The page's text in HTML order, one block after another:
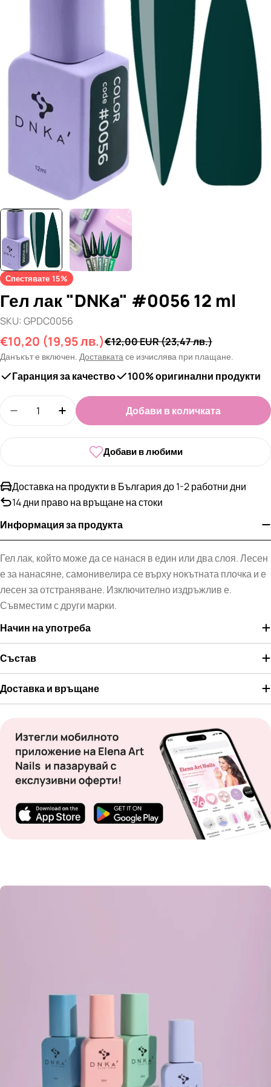
медия 0 в прозорец
Спестявате 15%
Гел лак "DNKa" #0056 12 ml
SKU: GPDC0056
Промо
цена
€10,20 (19,95 лв.)
Редовна
цена
€12,00 EUR(23,47 лв.)
Данъкът е включен. Доставката се изчислява при плащане.
Гаранция за качество 100% оригинални продукти
Намали количеството за Гел лак
Увеличи количеството за Гел лак
Добави в количката
Добави в любими
Доставка на продукти в България до 1-2 работни дни
14 дни право на връщане на стоки
Информация за продукта
Гел лак, който може да се нанася в един или два слоя. Лесен
е за нанасяне, самонивелира се върху нокътната плочка и е
лесен за отстраняване. Изключително издръжлив е.
Съвместим с други марки.
Начин на употреба
Състав
Доставка и връщане